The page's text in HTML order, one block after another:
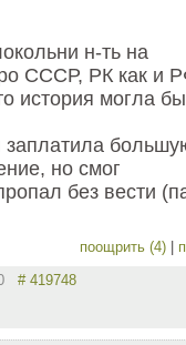
н-ть на
СССР, РК как и
история могла
но смог
без вести
поощрить (4)
# 419748